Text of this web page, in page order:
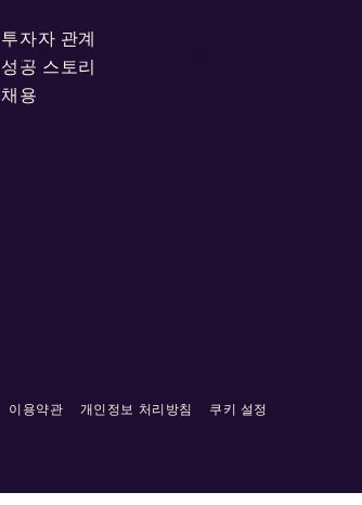
성공 스토리
투자자 관계
성공 스토리
채용
이용약관 개인정보 처리방침 쿠키 설정